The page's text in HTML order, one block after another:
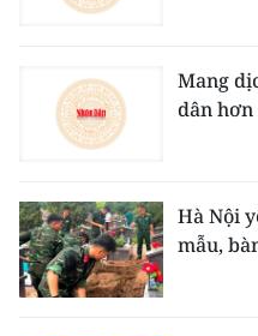
Mang
dân hơn
Hà Nội
mẫu,